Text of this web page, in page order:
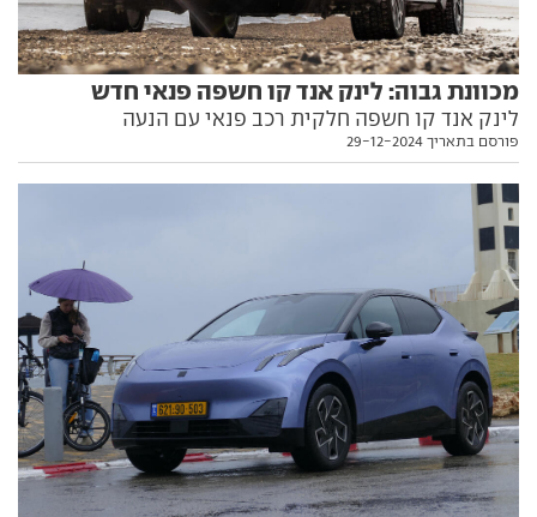
מכוונת גבוה: לינק אנד קו חשפה פנאי חדש
לינק אנד קו חשפה חלקית רכב פנאי עם הנעה
היברידית-נטענת מתקדמת, כספינת דגל חדשה למותג.
פורסם בתאריך 29-12-2024